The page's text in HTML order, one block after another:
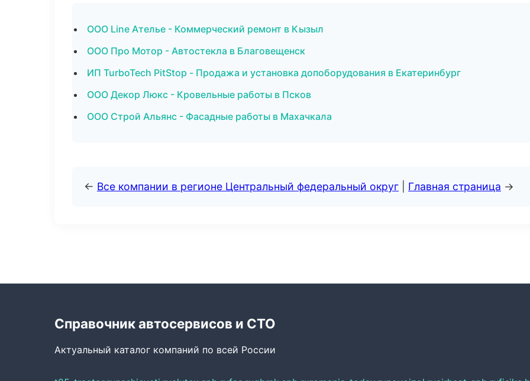
ООО Line Ателье - Коммерческий ремонт в Кызыл
ООО Про Мотор - Автостекла в Благовещенск
ИП TurboTech PitStop - Продажа и установка допоборудования в Екатеринбург
ООО Декор Люкс - Кровельные работы в Псков
ООО Строй Альянс - Фасадные работы в Махачкала
← Все компании в регионе Центральный федеральный округ Главная страница →
Справочник автосервисов и СТО
Актуальный каталог компаний по всей России